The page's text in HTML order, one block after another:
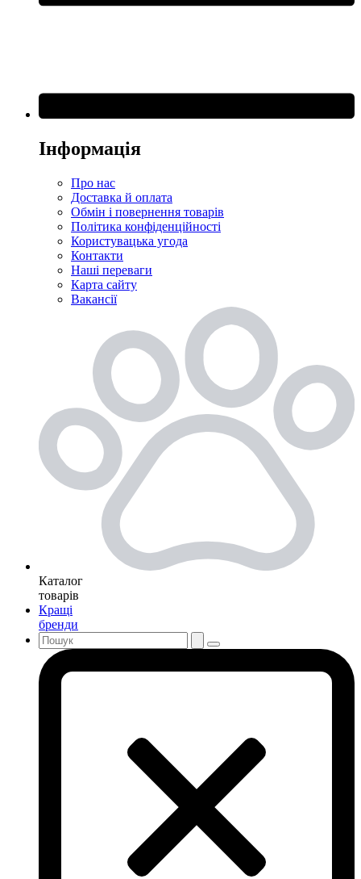
Інформація
Про нас
Доставка й оплата
Обмін і повернення товарів
Політика конфіденційності
Користувацька угода
Контакти
Наші переваги
Карта сайту
Вакансії
Каталог
товарів
Кращі
бренди